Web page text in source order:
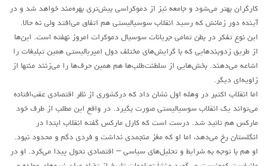
انقلاب کارگری
سوسیالیسم
امپریالیسم
اتحاد مارکسیست ها
انترناسیونالیسم
خانه
English
کارگران بهتر می‌شود و جامعه نیز از دموکراسی بیش‌تری بهره‌مند خواهد شد و در
آینده دور زمانش که رسید انقلاب سوسیالیستی هم اتفاق می‌افتد ولی نه حالا.
این نوع تفکر در بطن تمامی جریانات سوسیال دموکرات امروز نهفته است. این‌ها
از طریق زد‌و‌بندهایی که با گرایش‌های مختلف دول امپریالیستی همین تبلیغات را
اشاعه می‌دهند. بخش‌هایی از سلطنت‌طلب‌ها هم همین حرف‌ها را می‌زنند منتها از
زاویه‌ای دیگر.
اما انقلاب اکتبر در وهله اول نشان داد که درکشوری از نظر اقتصادی عقب‌افتاده
می‌تواند یک انقلاب سوسیالیستی صورت بگیرد. در واقع این مطلب از طرف خود
مارکس هم تائید شد. درست است که کارل مارکس گفته انقلاب ابتدا در
انگلستان رخ می‌دهد، اما او که مغز منجمدی نداشت و فردی دگم و محدود نبود.
او هم با توجه به شرایط و تحلیل‌های سیاسی – اقتصادی تحول پیدا می‌کرد. او در